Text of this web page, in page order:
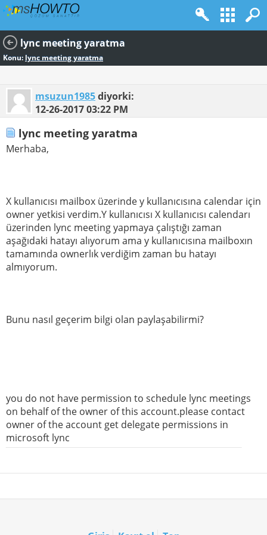
lync meeting yaratma
Konu: lync meeting yaratma
msuzun1985diyorki:
12-26-201703:22 PM
lync meeting yaratma
Merhaba,
X kullanıcısı mailbox üzerinde y kullanıcısına calendar için
owner yetkisi verdim.Y kullanıcısı X kullanıcısı calendarı
üzerinden lync meeting yapmaya çalıştığı zaman
aşağıdaki hatayı alıyorum ama y kullanıcısına mailboxın
tamamında ownerlık verdiğim zaman bu hatayı
almıyorum.
Bunu nasıl geçerim bilgi olan paylaşabilirmi?
you do not have permission to schedule lync meetings
on behalf of the owner of this account.please contact
owner of the account get delegate permissions in
microsoft lync